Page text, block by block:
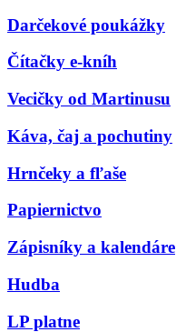
Darčekové poukážky
Čítačky e-kníh
Vecičky od Martinusu
Káva, čaj a pochutiny
Hrnčeky a fľaše
Papiernictvo
Zápisníky a kalendáre
Hudba
LP platne